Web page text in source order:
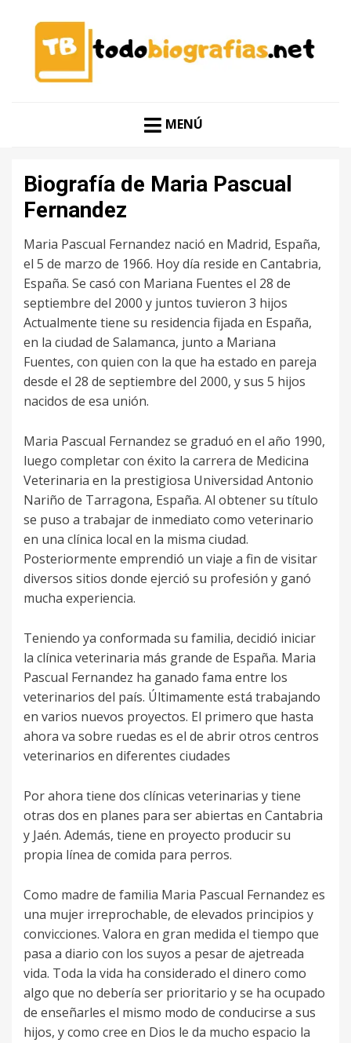
TODO BIOGRAFÍAS
MENÚ
Biografía de Maria Pascual
Fernandez
Maria Pascual Fernandez nació en Madrid, España,
el 5 de marzo de 1966. Hoy día reside en Cantabria,
España. Se casó con Mariana Fuentes el 28 de
septiembre del 2000 y juntos tuvieron 3 hijos
Actualmente tiene su residencia fijada en España,
en la ciudad de Salamanca, junto a Mariana
Fuentes, con quien con la que ha estado en pareja
desde el 28 de septiembre del 2000, y sus 5 hijos
nacidos de esa unión.
Maria Pascual Fernandez se graduó en el año 1990,
luego completar con éxito la carrera de Medicina
Veterinaria en la prestigiosa Universidad Antonio
Nariño de Tarragona, España. Al obtener su título
se puso a trabajar de inmediato como veterinario
en una clínica local en la misma ciudad.
Posteriormente emprendió un viaje a fin de visitar
diversos sitios donde ejerció su profesión y ganó
mucha experiencia.
Teniendo ya conformada su familia, decidió iniciar
la clínica veterinaria más grande de España. Maria
Pascual Fernandez ha ganado fama entre los
veterinarios del país. Últimamente está trabajando
en varios nuevos proyectos. El primero que hasta
ahora va sobre ruedas es el de abrir otros centros
veterinarios en diferentes ciudades
Por ahora tiene dos clínicas veterinarias y tiene
otras dos en planes para ser abiertas en Cantabria
y Jaén. Además, tiene en proyecto producir su
propia línea de comida para perros.
Como madre de familia Maria Pascual Fernandez es
una mujer irreprochable, de elevados principios y
convicciones. Valora en gran medida el tiempo que
pasa a diario con los suyos a pesar de ajetreada
vida. Toda la vida ha considerado el dinero como
algo que no debería ser prioritario y se ha ocupado
de enseñarles el mismo modo de conducirse a sus
hijos, y como cree en Dios le da mucho espacio la